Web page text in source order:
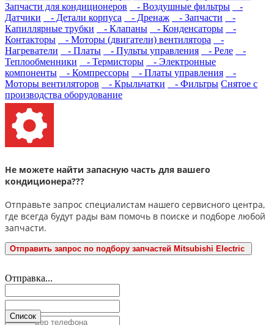
Запчасти для кондиционеров
- Воздушные фильтры
-
Датчики
- Детали корпуса - Дренаж - Запчасти
-
Капиллярные трубки
- Клапаны - Конденсаторы
-
Контакторы
- Моторы (двигатели) вентилятора
-
Нагреватели
- Платы - Пульты управления - Реле
-
Теплообменники
- Термисторы
- Электронные
компоненты
- Компрессоры - Платы управления
-
Моторы вентиляторов
- Крыльчатки - Фильтры Снятое с
производства оборудование
Не можете найти запасную часть для вашего
кондиционера???
Отправьте запрос специалистам нашего сервисного центра,
где всегда будут рады вам помочь в поиске и подборе любой
запчасти.
Отправить запрос по подбору запчастей Mitsubishi Electric
Отправка...
Список